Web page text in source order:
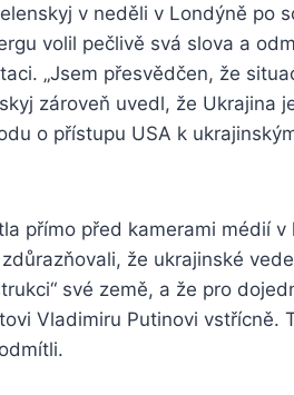
v neděli v Londýně po
volil pečlivě svá slova a
„Jsem přesvědčen, že
zároveň uvedl, že Ukrajina
o přístupu USA k
přímo před kamerami médií v
že ukrajinské
své země, a že pro
Vladimiru Putinovi vstřícně.